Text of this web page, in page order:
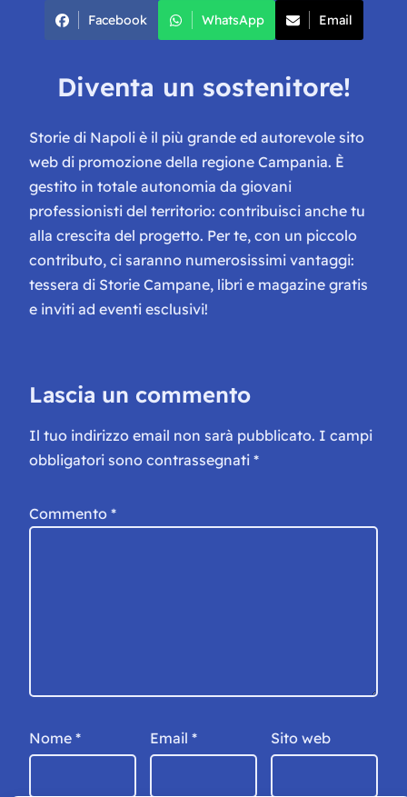
Facebook WhatsApp Email
Diventa un sostenitore!
Storie di Napoli è il più grande ed autorevole sito
web di promozione della regione Campania. È
gestito in totale autonomia da giovani
professionisti del territorio: contribuisci anche tu
alla crescita del progetto. Per te, con un piccolo
contributo, ci saranno numerosissimi vantaggi:
tessera di Storie Campane, libri e magazine gratis
e inviti ad eventi esclusivi!
Lascia un commento
Il tuo indirizzo email non sarà pubblicato. I campi
obbligatori sono contrassegnati *
Commento *
Nome * Email * Sito web